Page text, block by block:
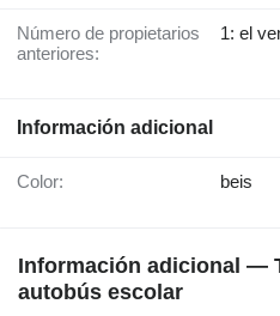
Número de propietarios
anteriores:
1: el
Información adicional
Color: beis
Información adicional —
autobús escolar